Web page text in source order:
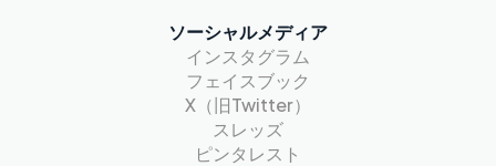
ソーシャルメディア
インスタグラム
フェイスブック
X（旧Twitter）
スレッズ
ピンタレスト